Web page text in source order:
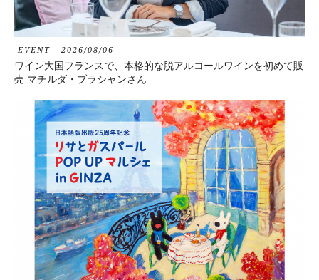
EVENT 2026/08/06
ワイン大国フランスで、本格的な脱アルコールワインを初めて販
売 マチルダ・ブラシャンさん